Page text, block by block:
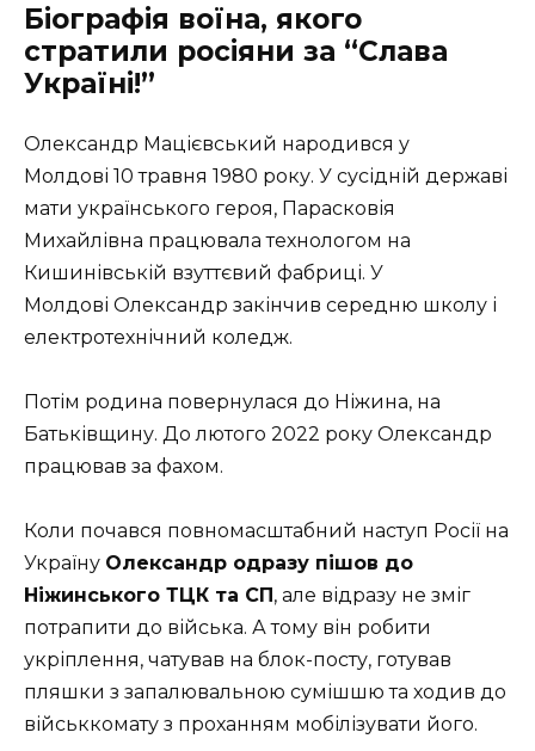
Біографія воїна, якого
стратили росіяни за “Слава
Україні!”
Олександр Мацієвський народився у
Молдові 10 травня 1980 року. У сусідній державі
мати українського героя, Парасковія
Михайлівна працювала технологом на
Кишинівській взуттєвий фабриці. У
Молдові Олександр закінчив середню школу і
електротехнічний коледж.
Потім родина повернулася до Ніжина, на
Батьківщину. До лютого 2022 року Олександр
працював за фахом.
Коли почався повномасштабний наступ Росії на
Україну Олександр одразу пішов до
Ніжинського ТЦК та СП , але відразу не зміг
потрапити до війська. А тому він робити
укріплення, чатував на блок-посту, готував
пляшки з запалювальною сумішшю та ходив до
військкомату з проханням мобілізувати його.